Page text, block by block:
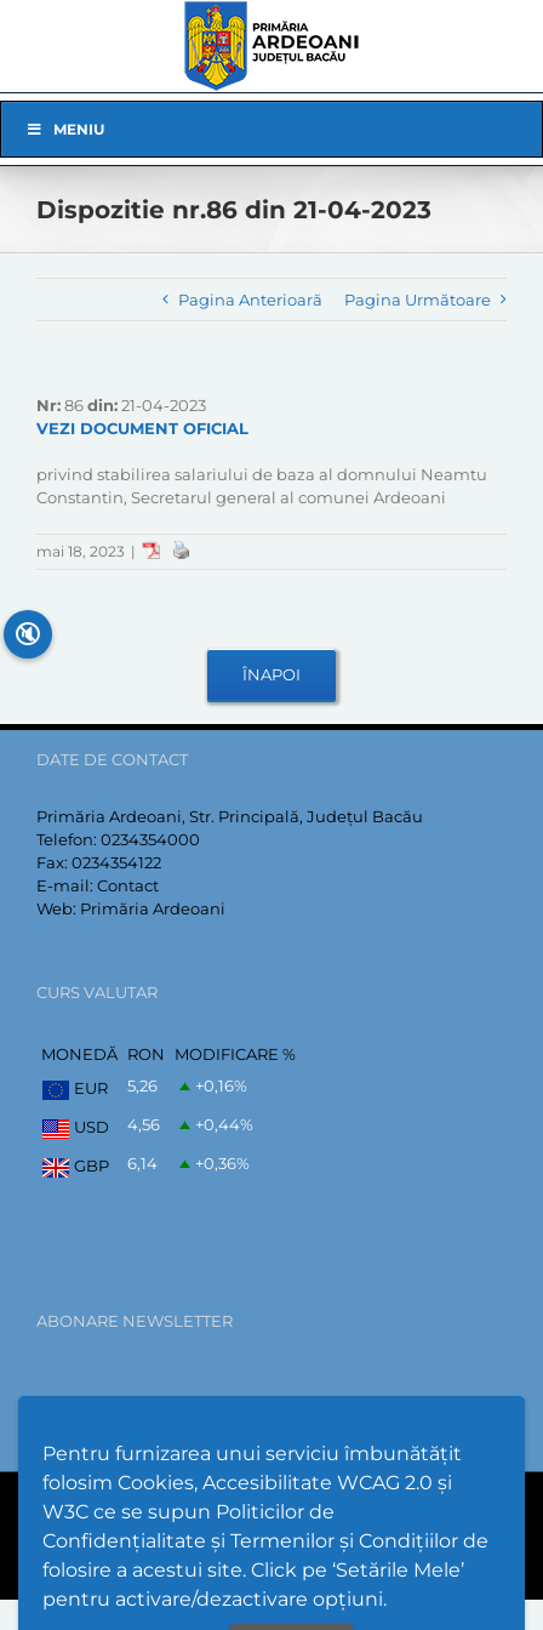
Pentru furnizarea unui serviciu îmbunătățit
folosim Cookies, Accesibilitate WCAG 2.0 și
W3C ce se supun Politicilor de
Confidențialitate și Termenilor și Condițiilor de
folosire a acestui site. Click pe ‘Setările Mele’
pentru activare/dezactivare opțiuni.
Navigation
MENIU
Dispozitie nr.86 din 21-04-2023
Pagina Anterioară Pagina Următoare
Nr:86din:21-04-2023
VEZI DOCUMENT OFICIAL
privind stabilirea salariului de baza al domnului Neamtu
Constantin, Secretarul general al comunei Ardeoani
mai 18, 2023 |
DATE DE CONTACT
Primăria Ardeoani, Str. Principală, Județul Bacău
Telefon: 0234354000
Fax: 0234354122
E-mail: Contact
Web: Primăria Ardeoani
CURS VALUTAR
MONEDĂ RON
MODIFICARE %
EUR
5,26 +0,16%
USD 4,56 +0,44%
GBP 6,14 +0,36%
ABONARE NEWSLETTER
Hartă Website
🔇